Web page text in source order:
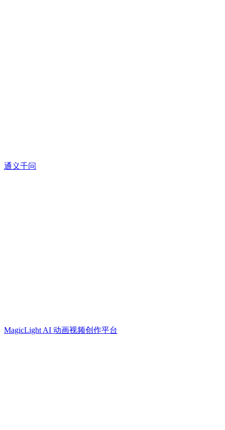
通义千问
MagicLight AI 动画视频创作平台